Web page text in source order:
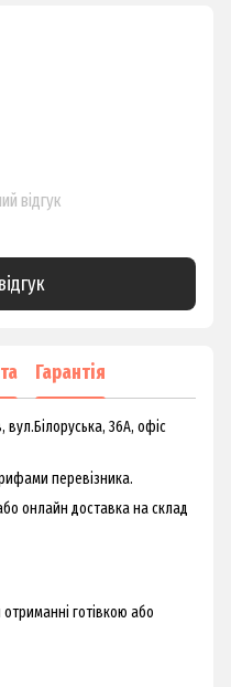
відгук
Гарантія
36А, офіс
перевізника.
онлайн доставка на склад
готівкою або